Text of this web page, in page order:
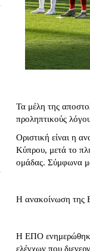
Τα μέλη της
προληπτικούς
Οριστική είναι η
Κύπρου, μετά το
ομάδας. Σύμφωνα
Η ανακοίνωση της
Η ΕΠΟ
ελέγχων που